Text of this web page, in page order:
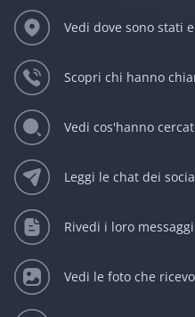
Vedi dove sono stati
Scopri chi hanno
Vedi cos'hanno
Leggi le chat dei
Rivedi i loro
Vedi le foto che